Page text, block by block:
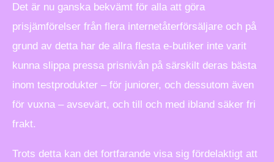
Det är nu ganska bekvämt för alla att göra
prisjämförelser från flera internetåterförsäljare och på
grund av detta har de allra flesta e-butiker inte varit
kunna slippa pressa prisnivån på särskilt deras bästa
inom testprodukter – för juniorer, och dessutom även
för vuxna – avsevärt, och till och med ibland säker fri
frakt.
Trots detta kan det fortfarande visa sig fördelaktigt att